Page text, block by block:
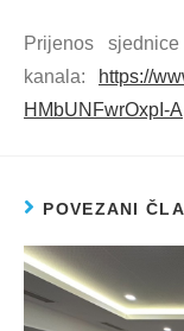
Prijenos
kanala:
https://
HMbUNFwrOxpI-A
POVEZANI